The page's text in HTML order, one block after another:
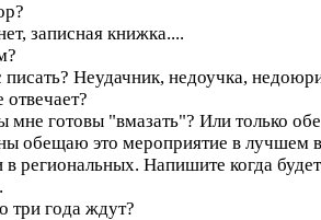
записная книжка....
Неудачник, недоучка,
отвечает?
мне готовы "вмазать"? Или только
обещаю это мероприятие в лучшем
региональных. Напишите когда
три года ждут?